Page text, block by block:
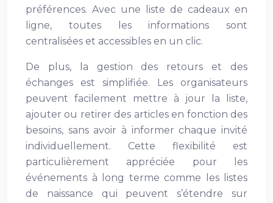
préférences. Avec une liste de cadeaux en
ligne, toutes les informations sont
centralisées et accessibles en un clic.
De plus, la gestion des retours et des
échanges est simplifiée. Les organisateurs
peuvent facilement mettre à jour la liste,
ajouter ou retirer des articles en fonction des
besoins, sans avoir à informer chaque invité
individuellement. Cette flexibilité est
particulièrement appréciée pour les
événements à long terme comme les listes
de naissance qui peuvent s’étendre sur